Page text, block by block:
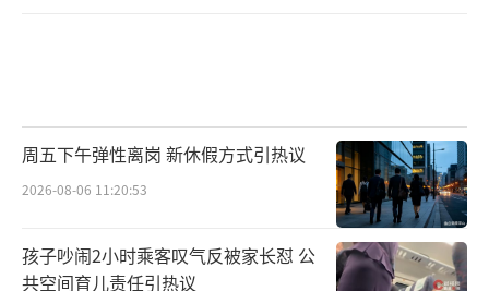
周五下午弹性离岗 新休假方式引热议
2026-08-06 11:20:53
孩子吵闹2小时乘客叹气反被家长怼 公
共空间育儿责任引热议